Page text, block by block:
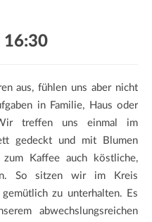
16:30
aus, fühlen uns aber nicht
in Familie, Haus oder
treffen uns einmal im
gedeckt und mit Blumen
Kaffee auch köstliche,
So sitzen wir im Kreis
zu unterhalten. Es
abwechslungsreichen